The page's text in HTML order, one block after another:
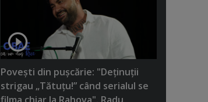
Poveşti din puşcărie: "Deţinuţii
strigau „Tătuţu!” când serialul se